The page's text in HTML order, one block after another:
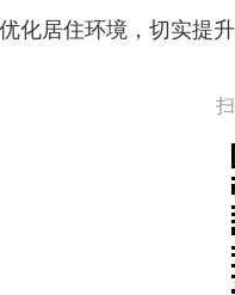
化居住环境，切实提